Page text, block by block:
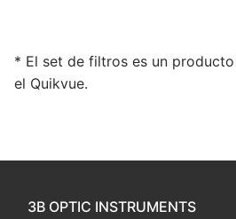
* El set de filtros es un
el Quikvue.
3B OPTIC INSTRUMENTS